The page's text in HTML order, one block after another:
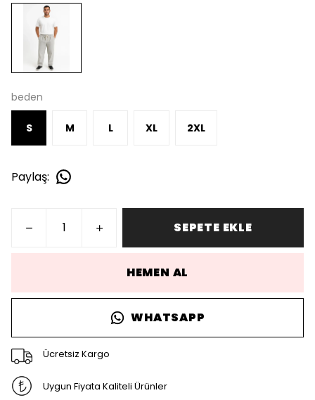
beden
S M L XL 2XL
Paylaş:
SEPETE EKLE
HEMEN AL
WHATSAPP
Ücretsiz Kargo
Uygun Fiyata Kaliteli Ürünler